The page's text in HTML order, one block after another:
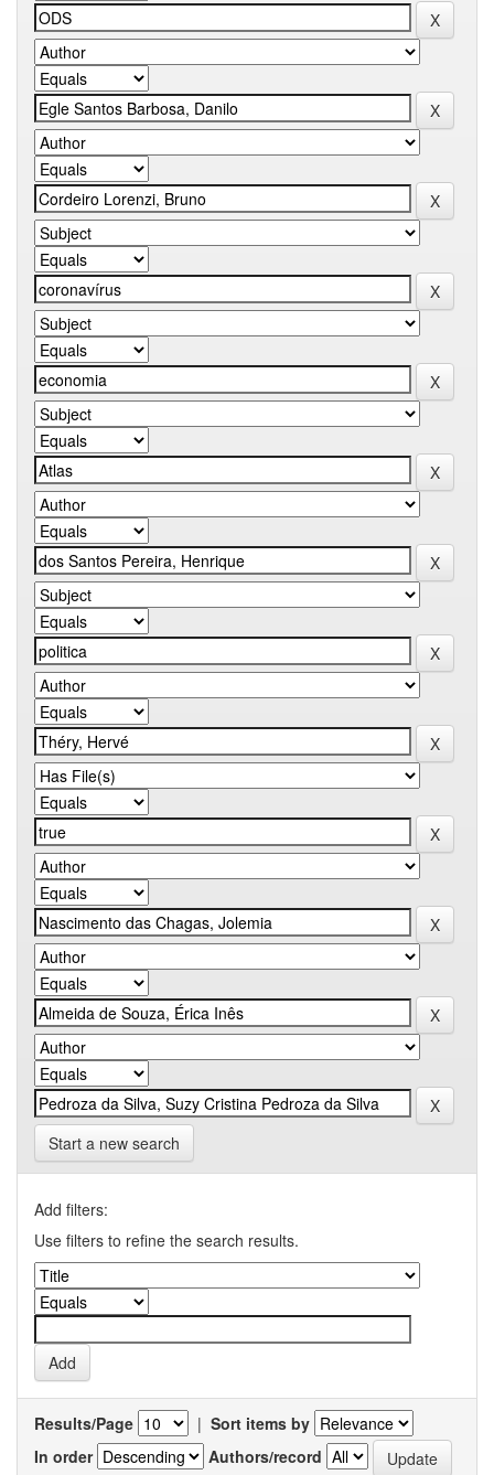
Start a new search
Add filters:
Use filters to refine the search results.
Results/Page | Sort items by
In order
Authors/record